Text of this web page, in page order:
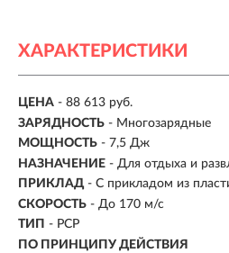
ХАРАКТЕРИСТИКИ
ЦЕНА - 88 613 руб.
ЗАРЯДНОСТЬ - Многозарядные
МОЩНОСТЬ - 7,5 Дж
НАЗНАЧЕНИЕ - Для отдыха и
ПРИКЛАД - С прикладом из
СКОРОСТЬ - До 170 м/с
ТИП - PCP
ПО ПРИНЦИПУ ДЕЙСТВИЯ